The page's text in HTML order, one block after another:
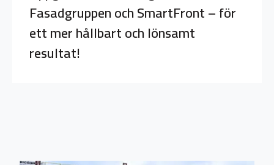
Fasadgruppen och SmartFront – för
ett mer hållbart och lönsamt
resultat!